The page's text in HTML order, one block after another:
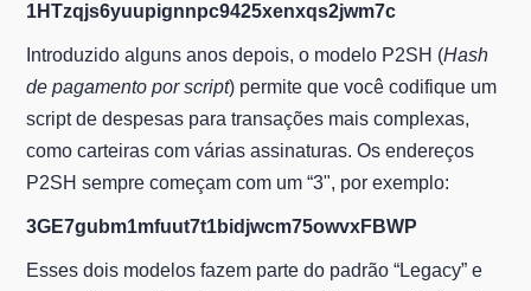
1HTzqjs6yuupignnpc9425xenxqs2jwm7c
Introduzido alguns anos depois, o modelo P2SH (Hash
de pagamento por script) permite que você codifique um
script de despesas para transações mais complexas,
como carteiras com várias assinaturas. Os endereços
P2SH sempre começam com um “3", por exemplo:
3GE7gubm1mfuut7t1bidjwcm75owvxFBWP
Esses dois modelos fazem parte do padrão “Legacy” e